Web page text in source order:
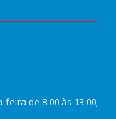
de 8:00 às 13:00;